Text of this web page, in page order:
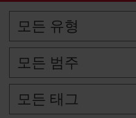
리소스
모든 유형
모든 범주
모든 태그